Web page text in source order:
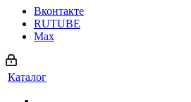
Вконтакте
RUTUBE
Max
Каталог